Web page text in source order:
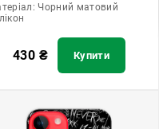
Чорний матовий
430 ₴ Купити